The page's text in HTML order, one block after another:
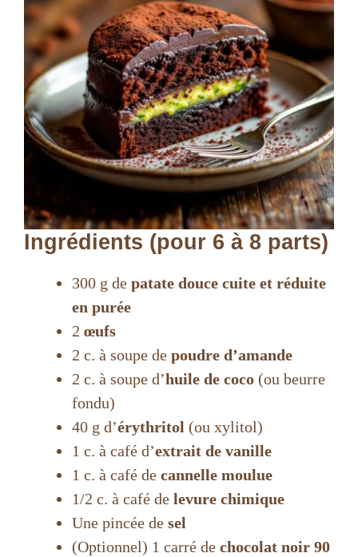
Ingrédients (pour 6 à 8 parts)
300 g de patate douce cuite et réduite
en purée
2 œufs
2 c. à soupe de poudre d’amande
2 c. à soupe d’huile de coco (ou beurre
fondu)
40 g d’érythritol (ou xylitol)
1 c. à café d’extrait de vanille
1 c. à café de cannelle moulue
1/2 c. à café de levure chimique
Une pincée de sel
(Optionnel) 1 carré de chocolat noir 90